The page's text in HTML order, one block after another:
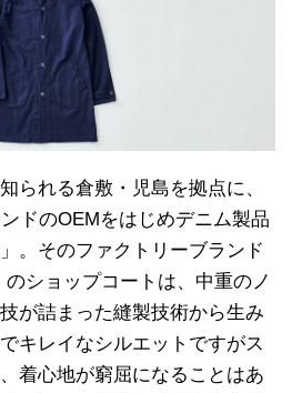
られる倉敷・児島を拠点に、
ドのOEMをはじめデニム製品
。そのファクトリーブランド
ショップコートは、中重のノ
が詰まった縫製技術から生み
キレイなシルエットですがス
着心地が窮屈になることはあ